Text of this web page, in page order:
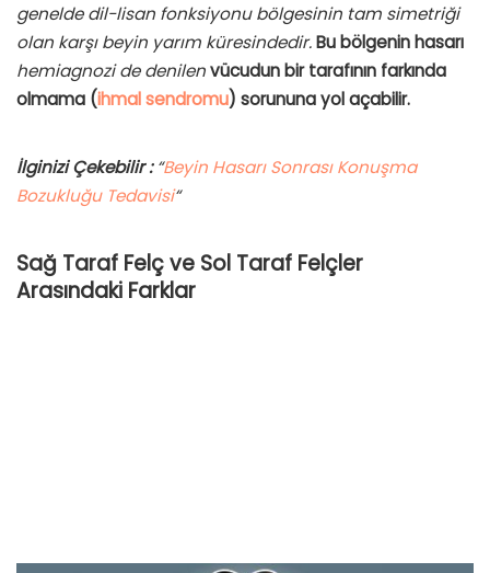
genelde dil-lisan fonksiyonu bölgesinin tam simetriği
olan karşı beyin yarım küresindedir.Bu bölgenin hasarı
hemiagnozi de denilenvücudun bir tarafının farkında
olmama (ihmal sendromu) sorununa yol açabilir.
İlginizi Çekebilir :“Beyin Hasarı Sonrası Konuşma
Bozukluğu Tedavisi“
Sağ Taraf Felç ve Sol Taraf Felçler
Arasındaki Farklar